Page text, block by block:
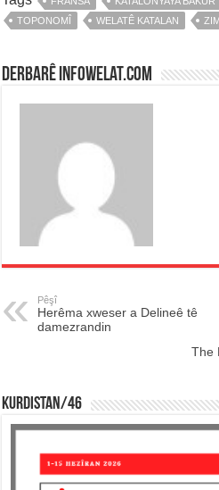
TOPONOMÎ
WELATÊ KATALAN
Derbarê infowelat.com
Pêşî
Herêma xweser a Delineê tê
damezrandin
The
KURDISTAN/46